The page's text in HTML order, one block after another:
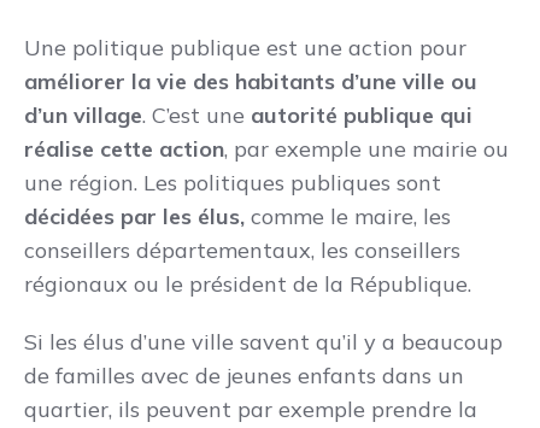
Une politique publique est une action pour
améliorer la vie des habitants d’une ville ou
d’un village. C’est une autorité publique qui
réalise cette action, par exemple une mairie ou
une région. Les politiques publiques sont
décidées par les élus, comme le maire, les
conseillers départementaux, les conseillers
régionaux ou le président de la République.
Si les élus d’une ville savent qu’il y a beaucoup
de familles avec de jeunes enfants dans un
quartier, ils peuvent par exemple prendre la